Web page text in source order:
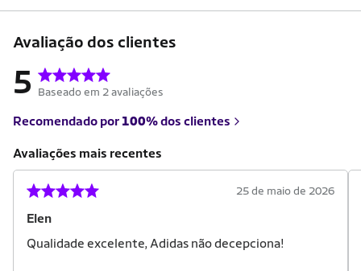
Avaliação dos clientes
5 Baseado em 2 avaliações
Recomendado por 100%dos clientes
Avaliações mais recentes
Elen
25 de maio de 2026
Qualidade excelente, Adidas não decepciona!